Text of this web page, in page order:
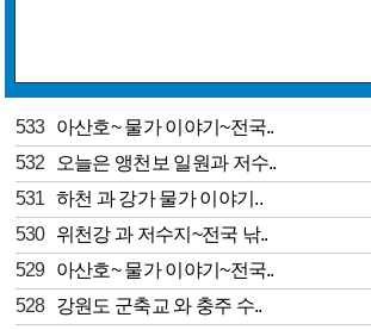
533 아산호~ 물가 이야기~전국..
532
오늘은 앵천보 일원과 저수..
531 하천 과 강가 물가 이야기..
530
위천강 과 저수지~전국 낚..
529
아산호~ 물가 이야기~전국..
528
강원도 군축교 와 충주 수..